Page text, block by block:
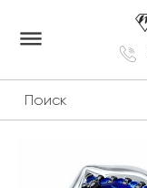
dehaze